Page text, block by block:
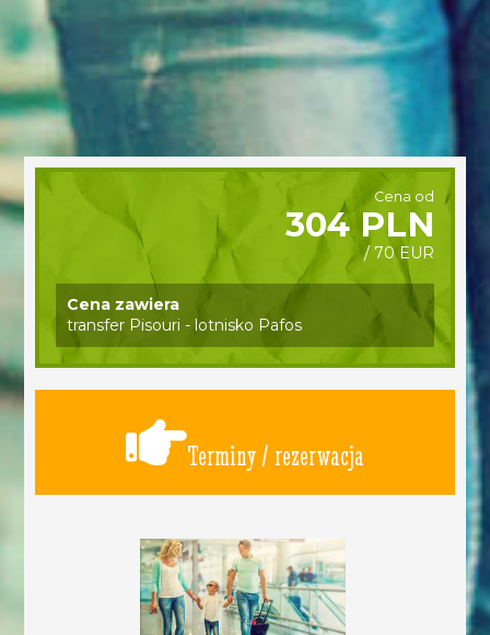
Cena od
304 PLN
/ 70 EUR
Cena zawiera
transfer Pisouri - lotnisko Pafos
Terminy / rezerwacja